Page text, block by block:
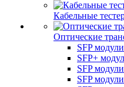
Кабельные
Оптические
SFP
SFP+
SFP
SFP